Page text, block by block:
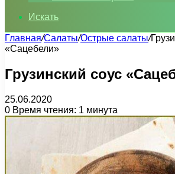
Искать
Главная/Салаты/Острые салаты/
«Сацебели»
Грузинский соус
25.06.2020
0 Время чтения: 1 минута